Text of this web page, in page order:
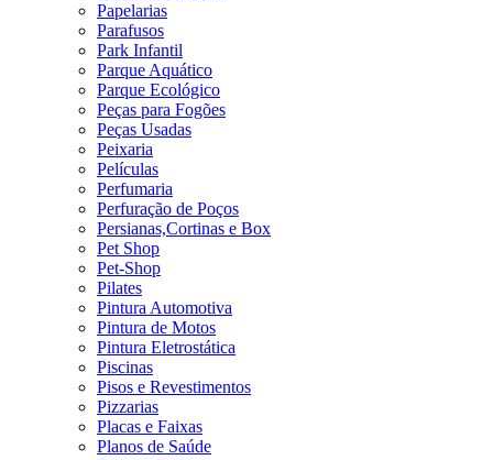
Papelarias
Parafusos
Park Infantil
Parque Aquático
Parque Ecológico
Peças para Fogões
Peças Usadas
Peixaria
Películas
Perfumaria
Perfuração de Poços
Persianas,Cortinas e Box
Pet Shop
Pet-Shop
Pilates
Pintura Automotiva
Pintura de Motos
Pintura Eletrostática
Piscinas
Pisos e Revestimentos
Pizzarias
Placas e Faixas
Planos de Saúde